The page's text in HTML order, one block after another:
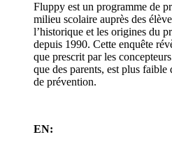
Fluppy est un programme de
milieu scolaire auprès des
l’historique et les origines du
depuis 1990. Cette enquête
que prescrit par les
que des parents, est plus
de prévention.
EN: